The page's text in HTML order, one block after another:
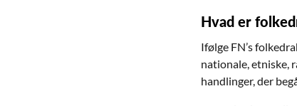
Hvad er
Ifølge FN’s
nationale, etniske,
handlinger, der